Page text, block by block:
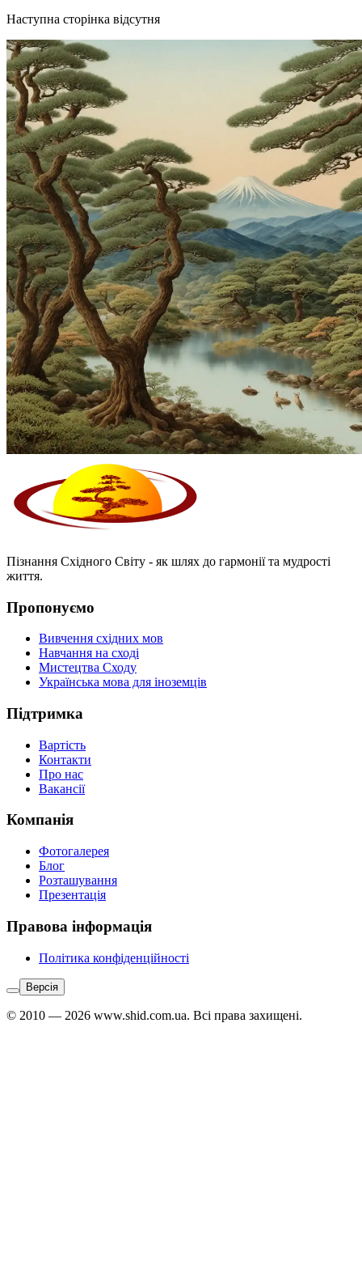
Наступна сторінка відсутня
Пізнання Східного Світу - як шлях до гармонії та мудрості
життя.
Пропонуємо
Вивчення східних мов
Навчання на сході
Мистецтва Сходу
Українська мова для іноземців
Підтримка
Вартість
Контакти
Про нас
Вакансії
Компанія
Фотогалерея
Блог
Розташування
Презентація
Правова інформація
Політика конфіденційності
Версія
© 2010 — 2026 www.shid.com.ua. Всі права захищені.